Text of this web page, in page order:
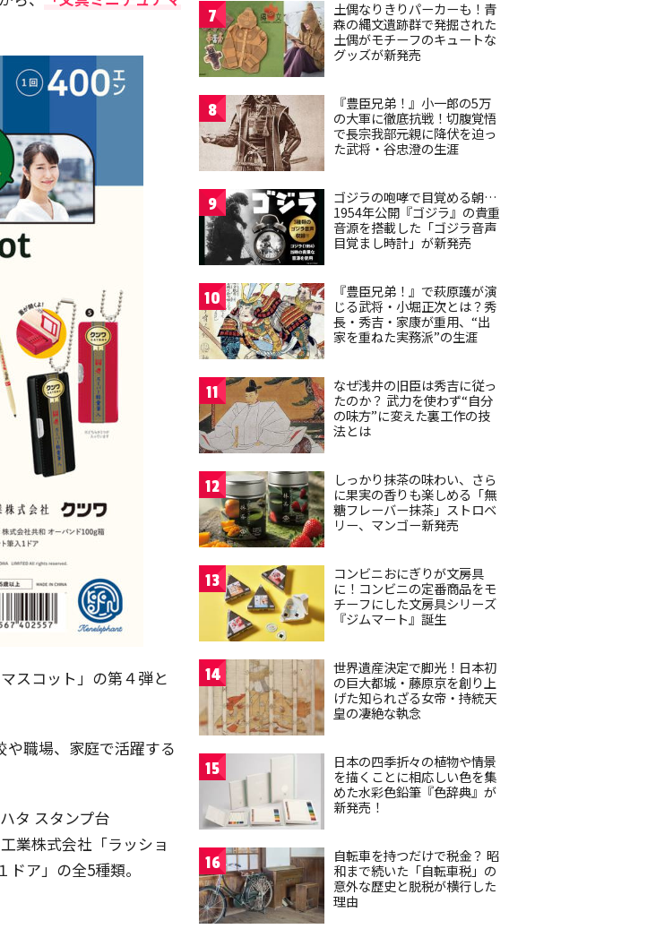
スコット」の第４弾と
職場、家庭で活躍する
タ スタンプ台
業株式会社「ラッショ
ア」の全5種類。
7
土偶なりきりパーカーも！青
森の縄文遺跡群で発掘された
土偶がモチーフのキュートな
グッズが新発売
8
『豊臣兄弟！』小一郎の5万
の大軍に徹底抗戦！切腹覚悟
で長宗我部元親に降伏を迫っ
た武将・谷忠澄の生涯
9
ゴジラの咆哮で目覚める朝…
1954年公開『ゴジラ』の貴重
音源を搭載した「ゴジラ音声
目覚まし時計」が新発売
10
『豊臣兄弟！』で萩原護が演
じる武将・小堀正次とは？秀
長・秀吉・家康が重用、“出
家を重ねた実務派”の生涯
11
なぜ浅井の旧臣は秀吉に従っ
たのか？ 武力を使わず“自分
の味方”に変えた裏工作の技
法とは
12
しっかり抹茶の味わい、さら
に果実の香りも楽しめる「無
糖フレーバー抹茶」ストロベ
リー、マンゴー新発売
13
コンビニおにぎりが文房具
に！コンビニの定番商品をモ
チーフにした文房具シリーズ
『ジムマート』誕生
14
世界遺産決定で脚光！日本初
の巨大都城・藤原京を創り上
げた知られざる女帝・持統天
皇の凄絶な執念
15
日本の四季折々の植物や情景
を描くことに相応しい色を集
めた水彩色鉛筆『色辞典』が
新発売！
16
自転車を持つだけで税金？ 昭
和まで続いた「自転車税」の
意外な歴史と脱税が横行した
理由